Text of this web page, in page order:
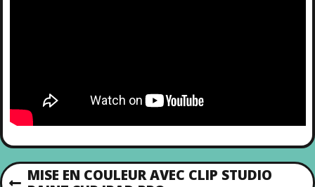
MISE EN COULEUR AVEC CLIP STUDIO